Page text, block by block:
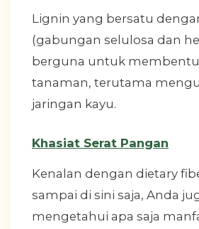
Lignin yang bersatu
(gabungan selulosa dan
berguna untuk
tanaman, terutama
jaringan kayu.
Khasiat Serat Pangan
Kenalan dengan dietary
sampai di sini saja, Anda
mengetahui apa saja